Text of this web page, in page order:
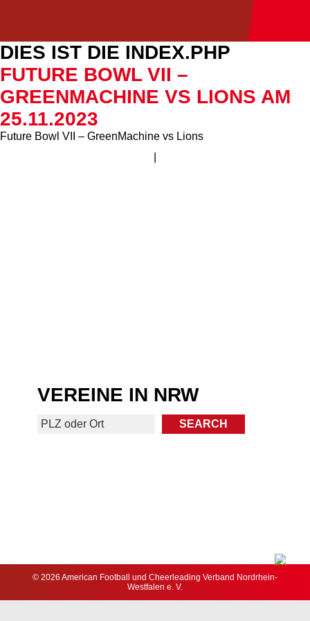
DIES IST DIE INDEX.PHP
FUTURE BOWL VII –
GREENMACHINE VS LIONS AM
25.11.2023
Future Bowl VII – GreenMachine vs Lions
VEREINE IN NRW
© 2026 American Football und Cheerleading Verband Nordrhein-
Westfalen e. V.